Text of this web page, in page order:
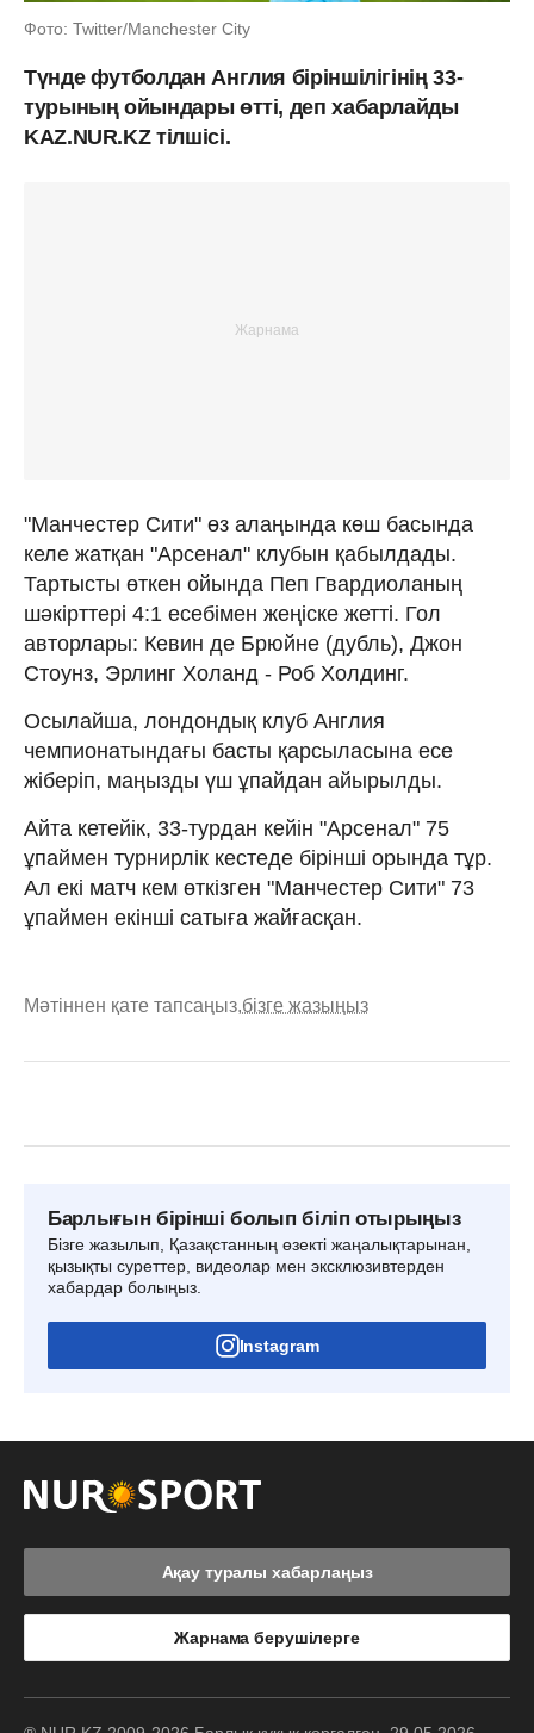
Фото: Twitter/Manchester City
Түнде футболдан Англия біріншілігінің 33-
турының ойындары өтті, деп хабарлайды
KAZ.NUR.KZ тілшісі.
"Манчестер Сити" өз алаңында көш басында
келе жатқан "Арсенал" клубын қабылдады.
Тартысты өткен ойында Пеп Гвардиоланың
шәкірттері 4:1 есебімен жеңіске жетті. Гол
авторлары: Кевин де Брюйне (дубль), Джон
Стоунз, Эрлинг Холанд - Роб Холдинг.
Осылайша, лондондық клуб Англия
чемпионатындағы басты қарсыласына есе
жіберіп, маңызды үш ұпайдан айырылды.
Айта кетейік, 33-турдан кейін "Арсенал" 75
ұпаймен турнирлік кестеде бірінші орында тұр.
Ал екі матч кем өткізген "Манчестер Сити" 73
ұпаймен екінші сатыға жайғасқан.
Мәтіннен қате тапсаңыз,бізге жазыңыз
Барлығын бірінші болып біліп отырыңыз
Бізге жазылып, Қазақстанның өзекті жаңалықтарынан,
қызықты суреттер, видеолар мен эксклюзивтерден
хабардар болыңыз.
Instagram
Ақау туралы хабарлаңыз
Жарнама берушілерге